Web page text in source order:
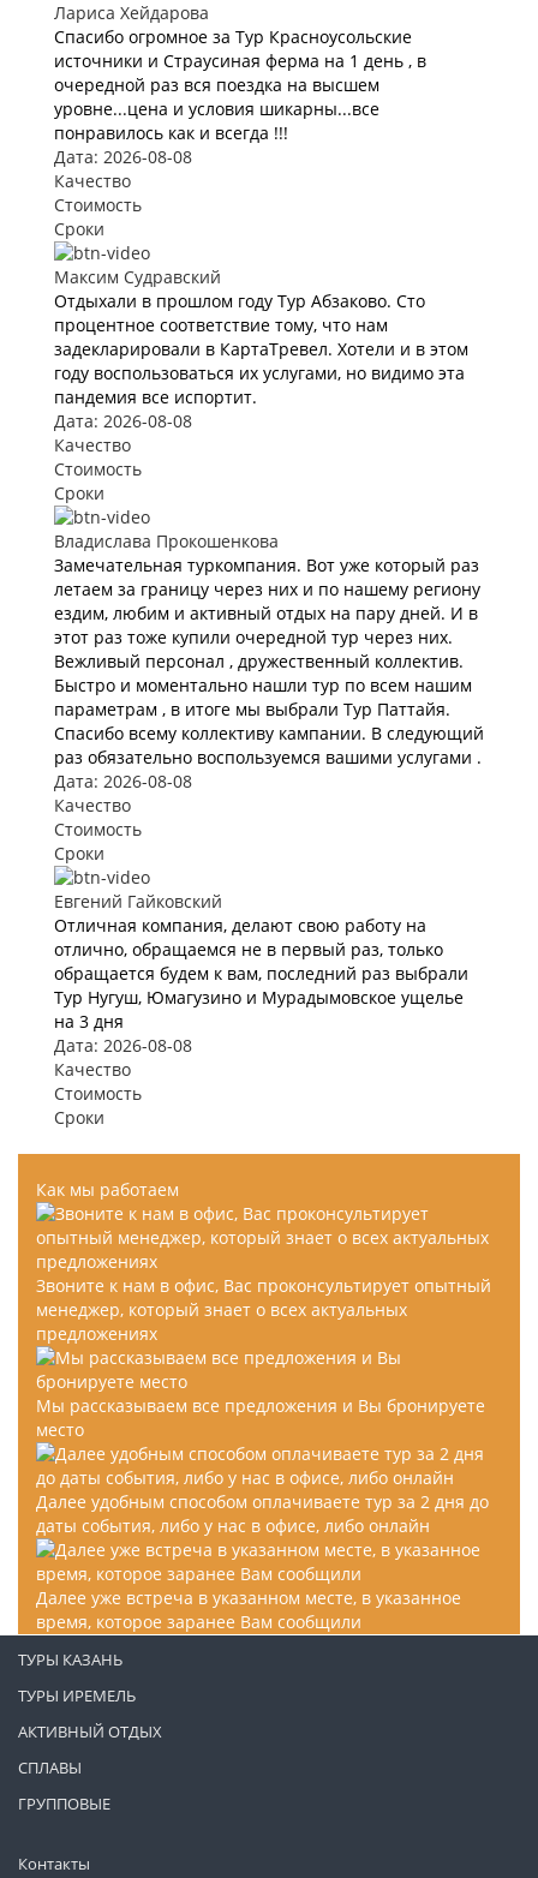
Лариса Хейдарова
Спасибо огромное за Тур Красноусольские
источники и Страусиная ферма на 1 день , в
очередной раз вся поездка на высшем
уровне...цена и условия шикарны...все
понравилось как и всегда !!!
Дата: 2026-08-08
Качество
Стоимость
Сроки
Максим Судравский
Отдыхали в прошлом году Тур Абзаково. Сто
процентное соответствие тому, что нам
задекларировали в КартаТревел. Хотели и в этом
году воспользоваться их услугами, но видимо эта
пандемия все испортит.
Дата: 2026-08-08
Качество
Стоимость
Сроки
Владислава Прокошенкова
Замечательная туркомпания. Вот уже который раз
летаем за границу через них и по нашему региону
ездим, любим и активный отдых на пару дней. И в
этот раз тоже купили очередной тур через них.
Вежливый персонал , дружественный коллектив.
Быстро и моментально нашли тур по всем нашим
параметрам , в итоге мы выбрали Тур Паттайя.
Спасибо всему коллективу кампании. В следующий
раз обязательно воспользуемся вашими услугами .
Дата: 2026-08-08
Качество
Стоимость
Сроки
Евгений Гайковский
Отличная компания, делают свою работу на
отлично, обращаемся не в первый раз, только
обращается будем к вам, последний раз выбрали
Тур Нугуш, Юмагузино и Мурадымовское ущелье
на 3 дня
Дата: 2026-08-08
Качество
Стоимость
Сроки
Как мы работаем
Звоните к нам в офис, Вас проконсультирует опытный
менеджер, который знает о всех актуальных
предложениях
Мы рассказываем все предложения и Вы бронируете
место
Далее удобным способом оплачиваете тур за 2 дня до
даты события, либо у нас в офисе, либо онлайн
Далее уже встреча в указанном месте, в указанное
время, которое заранее Вам сообщили
Контакты
ТУРЫ КАЗАНЬ
ТУРЫ ИРЕМЕЛЬ
АКТИВНЫЙ ОТДЫХ
СПЛАВЫ
ГРУППОВЫЕ